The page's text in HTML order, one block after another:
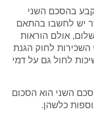
כי הסכום של 50 $ שנקבע בהסכם השני
יש לחשבו בהתאם
אולם הוראות
לחוק הגנת
לחול גם על דמי
השני הוא הסכום
כלשהן.